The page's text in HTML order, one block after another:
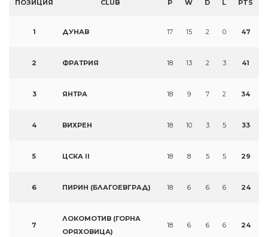
ПОЗИЦИЯ CLUB P W D L PTS
1 ДУНАВ 17 15 2 0 47
2 ФРАТРИЯ 18 13 2 3 41
3 ЯНТРА 18 9 7 2 34
4 ВИХРЕН 18 10 3 5 33
5 ЦСКА II 18 8 5 5 29
6 ПИРИН (БЛАГОЕВГРАД) 18 6 6 6 24
7
ЛОКОМОТИВ (ГОРНА
ОРЯХОВИЦА)
18 6 6 6 24